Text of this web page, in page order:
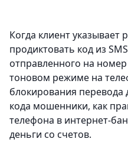
Когда клиент указывает
продиктовать код из
отправленного на
тоновом режиме на
блокирования перевода
кода мошенники, как
телефона в интернет-
деньги со счетов.